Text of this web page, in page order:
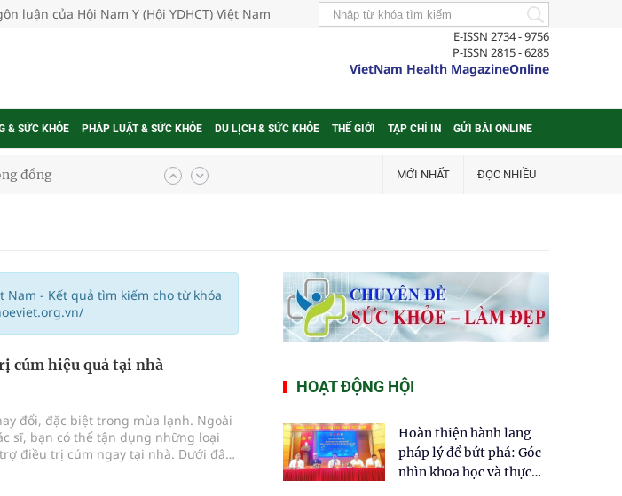
luận của Hội Nam Y (Hội YDHCT) Việt Nam
E-ISSN 2734 - 9756
P-ISSN 2815 - 6285
VietNam Health MagazineOnline
& SỨC KHỎE PHÁP LUẬT & SỨC KHỎE DU LỊCH & SỨC KHỎE THẾ GIỚI TẠP CHÍ IN GỬI BÀI ONLINE
đồng
và gian lận thương
MỚI NHẤT ĐỌC NHIỀU
Nam - Kết quả tìm kiếm cho từ khóa
cúm hiệu quả tại nhà
đổi, đặc biệt trong mùa lạnh. Ngoài
sĩ, bạn có thể tận dụng những loại
điều trị cúm ngay tại nhà. Dưới đây
HOẠT ĐỘNG HỘI
Hoàn thiện hành lang
pháp lý để bứt phá: Góc
nhìn khoa học và thực